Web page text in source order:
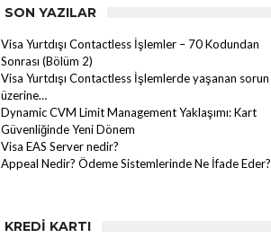
SON YAZILAR
Visa Yurtdışı Contactless İşlemler – 70 Kodundan
Sonrası (Bölüm 2)
Visa Yurtdışı Contactless İşlemlerde yaşanan sorun
üzerine…
Dynamic CVM Limit Management Yaklaşımı: Kart
Güvenliğinde Yeni Dönem
Visa EAS Server nedir?
Appeal Nedir? Ödeme Sistemlerinde Ne İfade Eder?
KREDI KARTI